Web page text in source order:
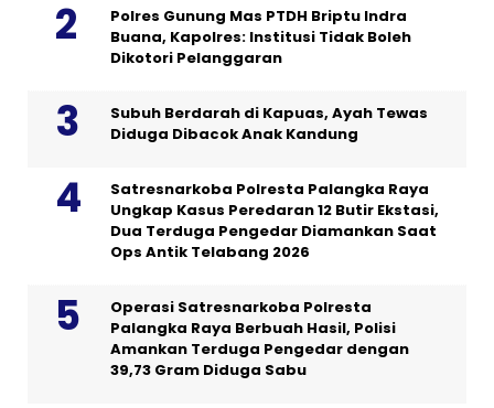
Polres Gunung Mas PTDH Briptu Indra
Buana, Kapolres: Institusi Tidak Boleh
Dikotori Pelanggaran
Subuh Berdarah di Kapuas, Ayah Tewas
Diduga Dibacok Anak Kandung
Satresnarkoba Polresta Palangka Raya
Ungkap Kasus Peredaran 12 Butir Ekstasi,
Dua Terduga Pengedar Diamankan Saat
Ops Antik Telabang 2026
Operasi Satresnarkoba Polresta
Palangka Raya Berbuah Hasil, Polisi
Amankan Terduga Pengedar dengan
39,73 Gram Diduga Sabu